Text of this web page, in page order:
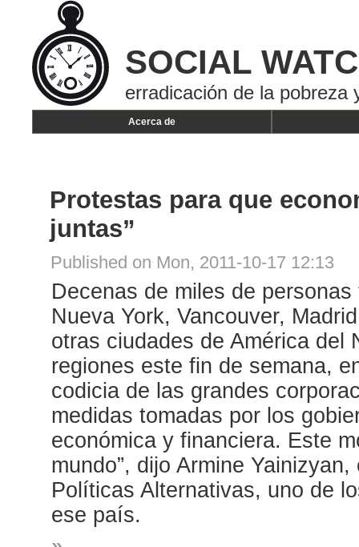
SOCIAL
erradicación de la pobreza
Acerca de
Protestas para que
juntas”
Published on Mon, 2011-10-17 12:13
Decenas de miles de
Nueva York, Vancouver,
otras ciudades de América del
regiones este fin de semana,
codicia de las grandes
medidas tomadas por los
económica y financiera. Este
mundo”, dijo Armine
Políticas Alternativas, uno de
ese país.